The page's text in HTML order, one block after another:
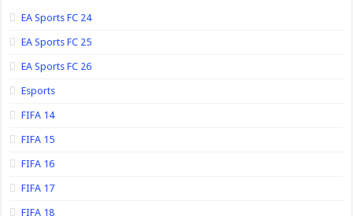
EA Sports FC 24
EA Sports FC 25
EA Sports FC 26
Esports
FIFA 14
FIFA 15
FIFA 16
FIFA 17
FIFA 18